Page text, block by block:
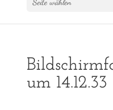
Seite wählen
um 14.12.33